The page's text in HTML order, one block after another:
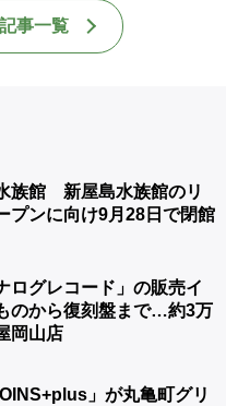
事一覧
族館 新屋島水族館のリ
プンに向け9月28日で閉館
ログレコード」の販売イ
のから復刻盤まで…約3万
岡山店
」が丸亀町グリ